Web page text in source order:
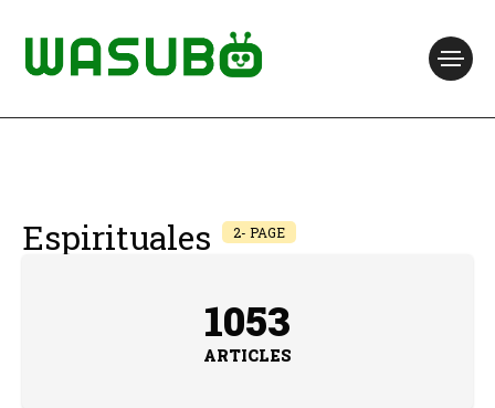
Espirituales 2- PAGE
1053
ARTICLES